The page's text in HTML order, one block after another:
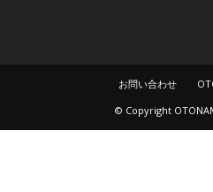
お問い合わせ
© Copyright